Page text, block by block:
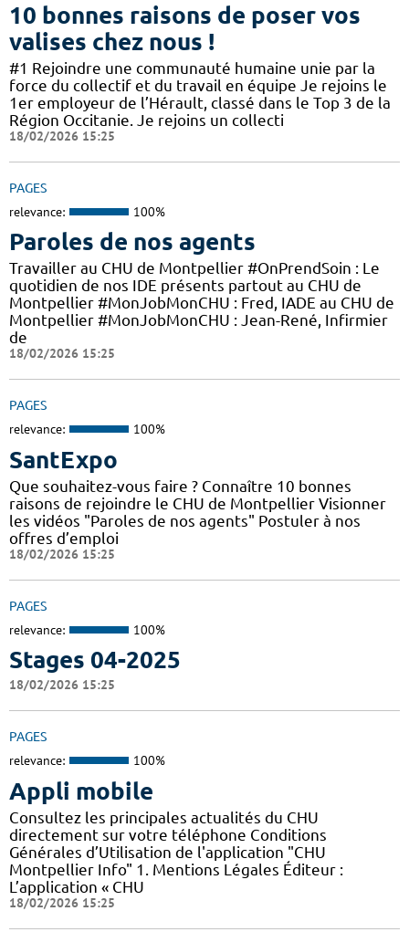
10 bonnes raisons de poser vos
valises chez nous !
#1 Rejoindre une communauté humaine unie par la
force du collectif et du travail en équipe Je rejoins le
1er employeur de l’Hérault, classé dans le Top 3 de la
Région Occitanie. Je rejoins un collecti
18/02/2026 15:25
PAGES
relevance: 100%
Paroles de nos agents
Travailler au CHU de Montpellier #OnPrendSoin : Le
quotidien de nos IDE présents partout au CHU de
Montpellier #MonJobMonCHU : Fred, IADE au CHU de
Montpellier #MonJobMonCHU : Jean-René, Infirmier
de
18/02/2026 15:25
PAGES
relevance: 100%
SantExpo
Que souhaitez-vous faire ? Connaître 10 bonnes
raisons de rejoindre le CHU de Montpellier Visionner
les vidéos "Paroles de nos agents" Postuler à nos
offres d’emploi
18/02/2026 15:25
PAGES
relevance: 100%
Stages 04-2025
18/02/2026 15:25
PAGES
relevance: 100%
Appli mobile
Consultez les principales actualités du CHU
directement sur votre téléphone Conditions
Générales d’Utilisation de l'application "CHU
Montpellier Info" 1. Mentions Légales Éditeur :
L’application « CHU
18/02/2026 15:25